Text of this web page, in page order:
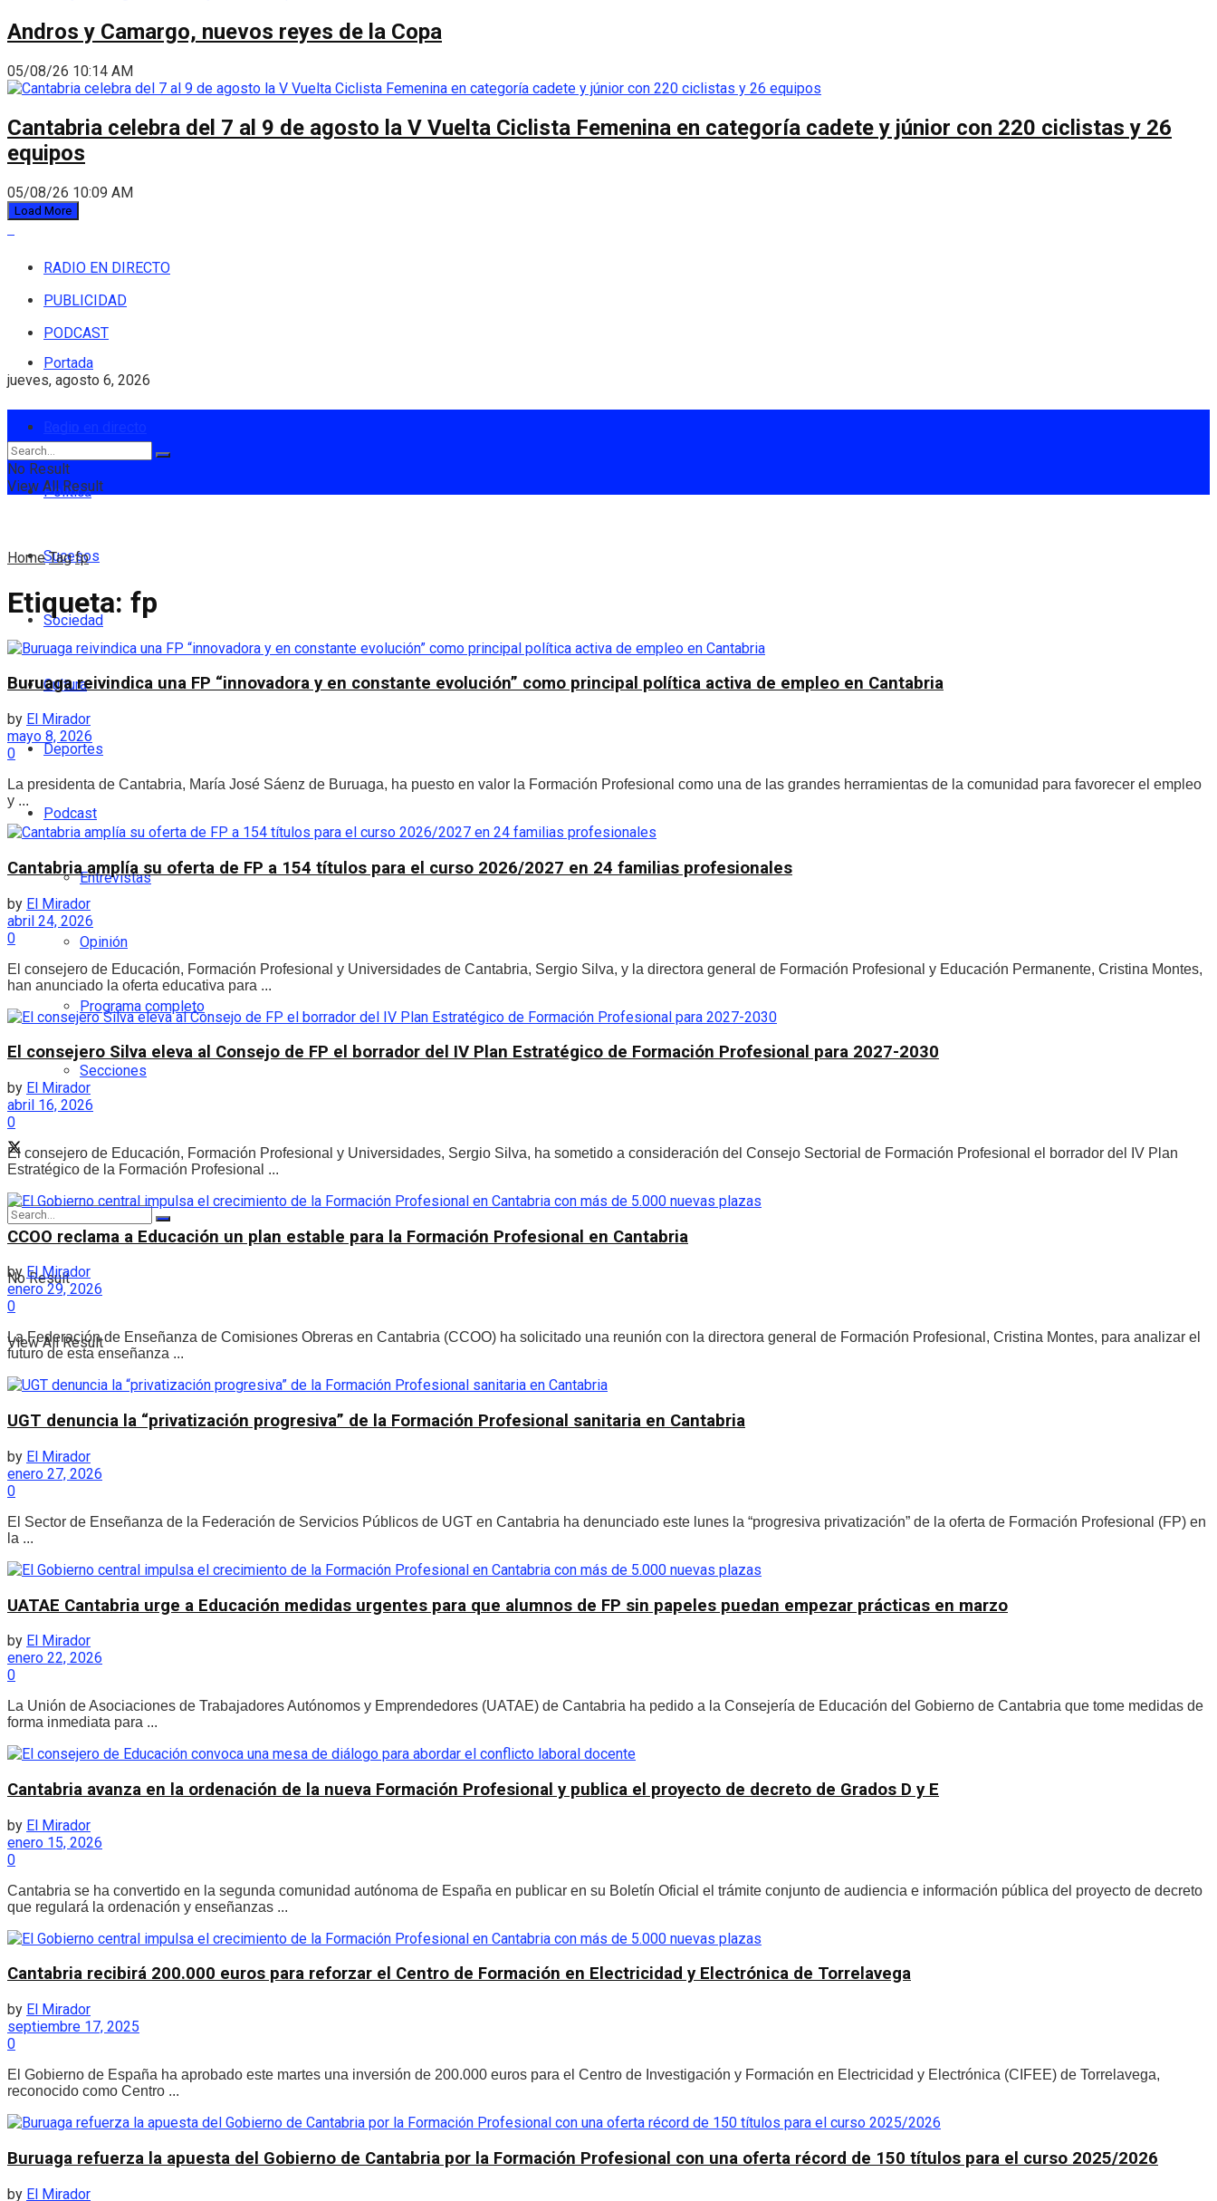
Andros y Camargo, nuevos reyes de la Copa
05/08/26 10:14 AM
Cantabria celebra del 7 al 9 de agosto la V Vuelta Ciclista Femenina en categoría cadete y júnior con 220 ciclistas y 26
equipos
05/08/26 10:09 AM
Load More
RADIO EN DIRECTO
PUBLICIDAD
PODCAST
jueves, agosto 6, 2026
Portada
Política
Sucesos
Sociedad
Cultura
Deportes
Podcast
Entrevistas
Opinión
Programa completo
Secciones
No Result
View All Result
No Result
View All Result
Home Tag fp
Etiqueta: fp
Buruaga reivindica una FP “innovadora y en constante evolución” como principal política activa de empleo en Cantabria
by El Mirador
mayo 8, 2026
0
La presidenta de Cantabria, María José Sáenz de Buruaga, ha puesto en valor la Formación Profesional como una de las grandes herramientas de la comunidad para favorecer el empleo
y ...
Cantabria amplía su oferta de FP a 154 títulos para el curso 2026/2027 en 24 familias profesionales
by El Mirador
abril 24, 2026
0
El consejero de Educación, Formación Profesional y Universidades de Cantabria, Sergio Silva, y la directora general de Formación Profesional y Educación Permanente, Cristina Montes,
han anunciado la oferta educativa para ...
El consejero Silva eleva al Consejo de FP el borrador del IV Plan Estratégico de Formación Profesional para 2027-2030
by El Mirador
abril 16, 2026
0
El consejero de Educación, Formación Profesional y Universidades, Sergio Silva, ha sometido a consideración del Consejo Sectorial de Formación Profesional el borrador del IV Plan
Estratégico de la Formación Profesional ...
CCOO reclama a Educación un plan estable para la Formación Profesional en Cantabria
by El Mirador
enero 29, 2026
0
La Federación de Enseñanza de Comisiones Obreras en Cantabria (CCOO) ha solicitado una reunión con la directora general de Formación Profesional, Cristina Montes, para analizar el
futuro de esta enseñanza ...
UGT denuncia la “privatización progresiva” de la Formación Profesional sanitaria en Cantabria
by El Mirador
enero 27, 2026
0
El Sector de Enseñanza de la Federación de Servicios Públicos de UGT en Cantabria ha denunciado este lunes la “progresiva privatización” de la oferta de Formación Profesional (FP) en
la ...
UATAE Cantabria urge a Educación medidas urgentes para que alumnos de FP sin papeles puedan empezar prácticas en marzo
by El Mirador
enero 22, 2026
0
La Unión de Asociaciones de Trabajadores Autónomos y Emprendedores (UATAE) de Cantabria ha pedido a la Consejería de Educación del Gobierno de Cantabria que tome medidas de
forma inmediata para ...
Cantabria avanza en la ordenación de la nueva Formación Profesional y publica el proyecto de decreto de Grados D y E
by El Mirador
enero 15, 2026
0
Cantabria se ha convertido en la segunda comunidad autónoma de España en publicar en su Boletín Oficial el trámite conjunto de audiencia e información pública del proyecto de decreto
que regulará la ordenación y enseñanzas ...
Cantabria recibirá 200.000 euros para reforzar el Centro de Formación en Electricidad y Electrónica de Torrelavega
by El Mirador
septiembre 17, 2025
0
El Gobierno de España ha aprobado este martes una inversión de 200.000 euros para el Centro de Investigación y Formación en Electricidad y Electrónica (CIFEE) de Torrelavega,
reconocido como Centro ...
Buruaga refuerza la apuesta del Gobierno de Cantabria por la Formación Profesional con una oferta récord de 150 títulos para el curso 2025/2026
by El Mirador